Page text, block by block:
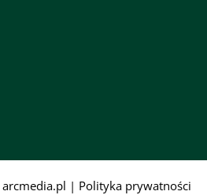
arcmedia.pl | Polityka prywatności